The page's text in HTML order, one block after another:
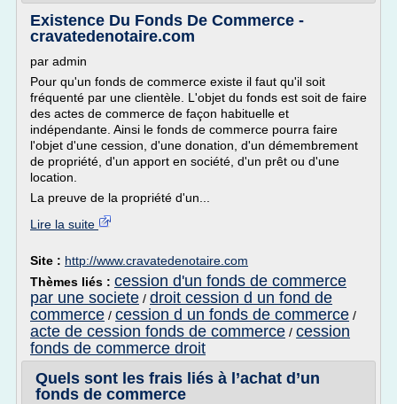
Existence Du Fonds De Commerce -
cravatedenotaire.com
par admin
Pour qu'un fonds de commerce existe il faut qu'il soit
fréquenté par une clientèle. L'objet du fonds est soit de faire
des actes de commerce de façon habituelle et
indépendante. Ainsi le fonds de commerce pourra faire
l'objet d'une cession, d'une donation, d'un démembrement
de propriété, d'un apport en société, d'un prêt ou d'une
location.
La preuve de la propriété d'un...
Lire la suite
Site : http://www.cravatedenotaire.com
Thèmes liés : cession d'un fonds de commerce
par une societe / droit cession d un fond de
commerce / cession d un fonds de commerce /
acte de cession fonds de commerce / cession
fonds de commerce droit
Quels sont les frais liés à l’achat d’un
fonds de commerce